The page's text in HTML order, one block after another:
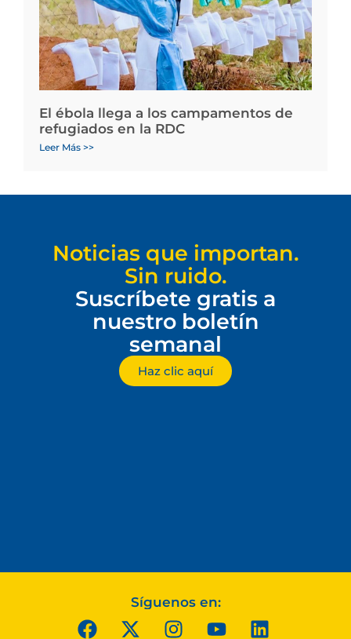
El ébola llega a los campamentos de
refugiados en la RDC
Leer Más >>
Noticias que importan.
Sin ruido.
Suscríbete gratis a
nuestro boletín
semanal
Haz clic aquí
Síguenos en: